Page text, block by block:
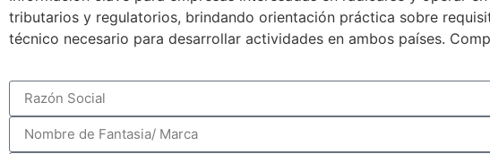
tributarios y regulatorios, brindando orientación práctica sobre
técnico necesario para desarrollar actividades en ambos países.